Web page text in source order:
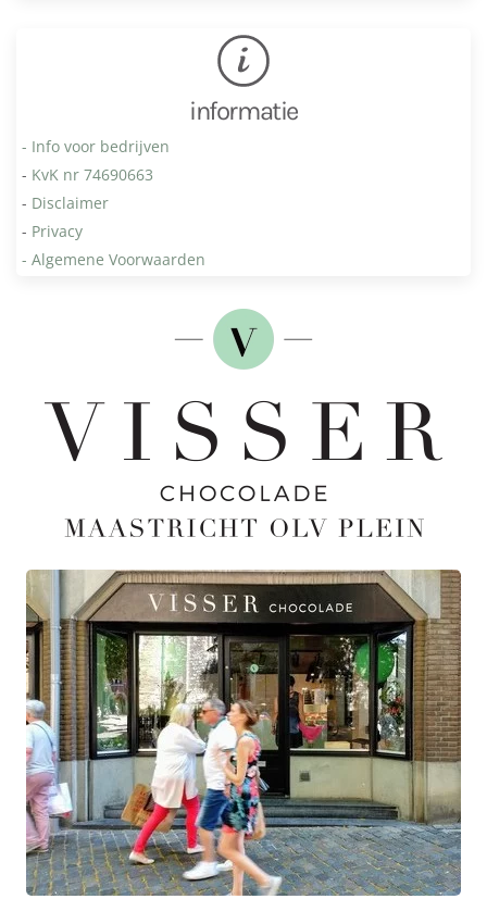
informatie
- Info voor bedrijven
- KvK nr 74690663
- Disclaimer
- Privacy
- Algemene Voorwaarden